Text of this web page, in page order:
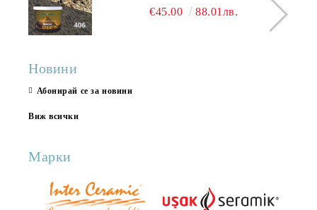
КАМЪК 406 25КГ
€45.00 88.01лв.
Новини
Абонирай се за новини
Виж всички
Марки